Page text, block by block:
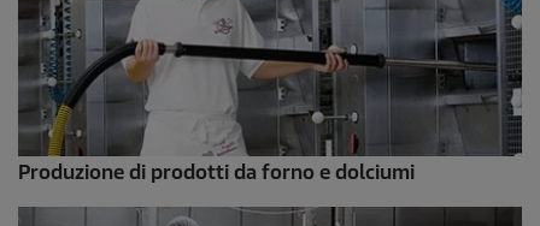
Produzione di prodotti da forno e dolciumi